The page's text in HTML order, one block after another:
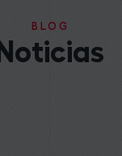
BLOG
Noticias